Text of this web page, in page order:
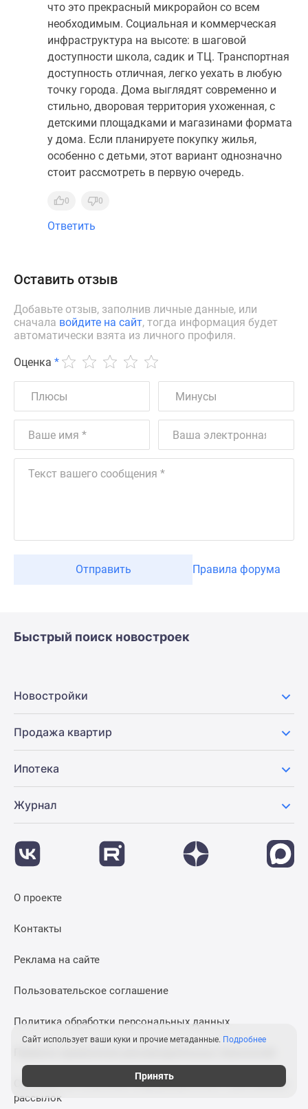
что это прекрасный микрорайон со всем
необходимым. Социальная и коммерческая
инфраструктура на высоте: в шаговой
доступности школа, садик и ТЦ. Транспортная
доступность отличная, легко уехать в любую
точку города. Дома выглядят современно и
стильно, дворовая территория ухоженная, с
детскими площадками и магазинами формата
у дома. Если планируете покупку жилья,
особенно с детьми, этот вариант однозначно
стоит рассмотреть в первую очередь.
0 0
Ответить
Оставить отзыв
Добавьте отзыв, заполнив личные данные, или
сначала войдите на сайт, тогда информация будет
автоматически взята из личного профиля.
Оценка *
Отправить Правила форума
Быстрый поиск новостроек
Новостройки
Продажа квартир
Ипотека
Журнал
О проекте
Контакты
Реклама на сайте
Пользовательское соглашение
Политика обработки персональных данных
Согласие на получение информационных и рекламных
рассылок
Сайт использует ваши куки и прочие метаданные. Подробнее
Принять